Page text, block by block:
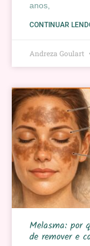
anos,
CONTINUAR
Andreza Goulart
Melasma: por
de remover e